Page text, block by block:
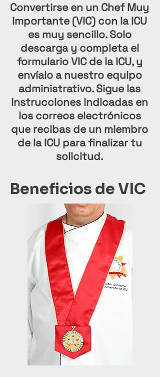
Convertirse en un Chef Muy
Importante (VIC) con la ICU
es muy sencillo. Solo
descarga y completa el
formulario VIC de la ICU, y
envíalo a nuestro equipo
administrativo. Sigue las
instrucciones indicadas en
los correos electrónicos
que recibas de un miembro
de la ICU para finalizar tu
solicitud.
Beneficios de VIC